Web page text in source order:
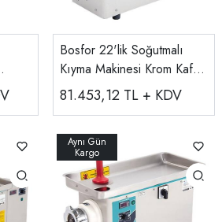
Bosfor 22'lik Soğutmalı
Kıyma Makinesi Krom Kafa
UKMS-22P
81.453,12 TL + KDV